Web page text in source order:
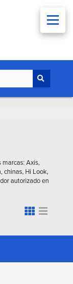
marcas: Axis,
chinas, Hi Look,
autorizado en